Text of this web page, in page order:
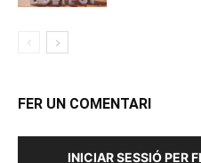
FER UN COMENTARI
INICIAR SESSIÓ PER